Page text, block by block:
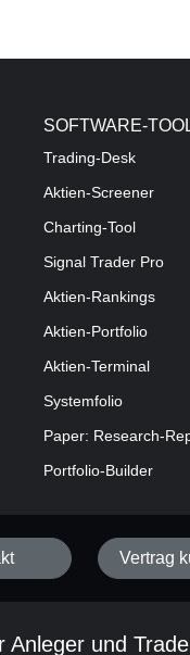
SOFTWARE-
Trading-Desk
Aktien-Screener
Charting-Tool
Signal Trader Pro
Aktien-Rankings
Aktien-Portfolio
Aktien-Terminal
Systemfolio
Paper: Research-
Portfolio-Builder
Vertrag
und